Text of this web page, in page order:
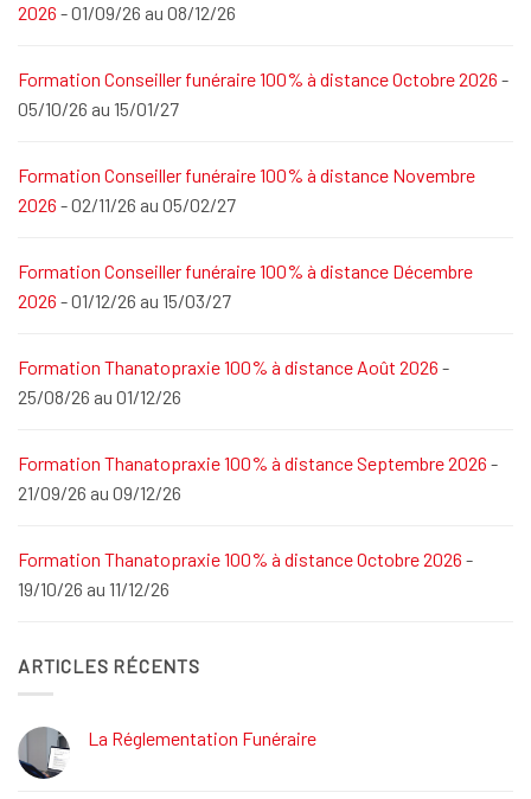
2026 - 01/09/26 au 08/12/26
Formation Conseiller funéraire 100% à distance Octobre 2026 -
05/10/26 au 15/01/27
Formation Conseiller funéraire 100% à distance Novembre
2026 - 02/11/26 au 05/02/27
Formation Conseiller funéraire 100% à distance Décembre
2026 - 01/12/26 au 15/03/27
Formation Thanatopraxie 100% à distance Août 2026 -
25/08/26 au 01/12/26
Formation Thanatopraxie 100% à distance Septembre 2026 -
21/09/26 au 09/12/26
Formation Thanatopraxie 100% à distance Octobre 2026 -
19/10/26 au 11/12/26
ARTICLES RÉCENTS
La Réglementation Funéraire